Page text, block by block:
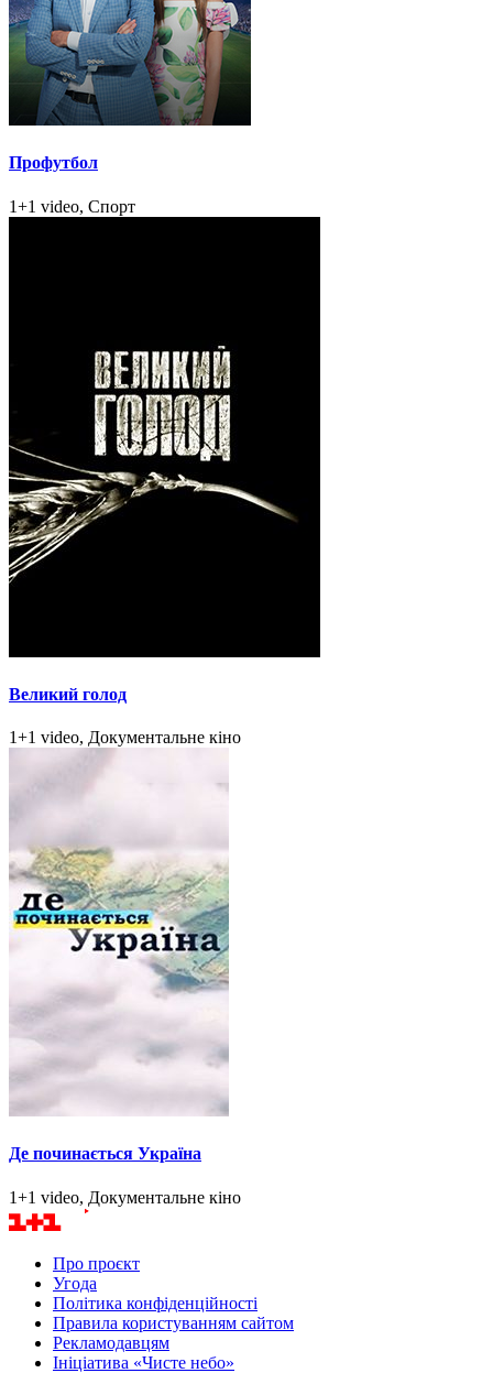
Профутбол
1+1 video, Спорт
Великий голод
1+1 video, Документальне кіно
Де починається Україна
1+1 video, Документальне кіно
Про проєкт
Угода
Політика конфіденційності
Правила користуванням сайтом
Рекламодавцям
Ініціатива «Чисте небо»